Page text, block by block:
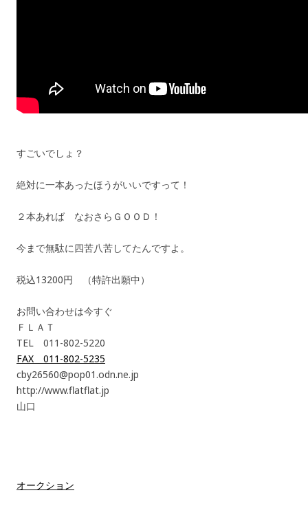
すごいでしょ？
絶対に一本あったほうがいいですって！
２本あれば なおさらＧＯＯＤ！
今まで無駄に四苦八苦してたんですよ。
税込13200円 （特許出願中）
お問い合わせは今すぐ
ＦＬＡＴ
TEL 011-802-5220
FAX 011-802-5235
cby26560@pop01.odn.ne.jp
http://www.flatflat.jp
山口
オークション